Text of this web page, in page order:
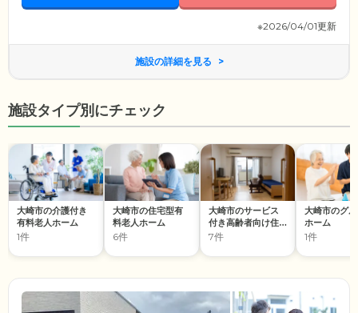
※2026/04/01更新
施設の詳細を見る
施設タイプ別にチェック
大崎市の介護付き
有料老人ホーム
1件
大崎市の住宅型有
料老人ホーム
6件
大崎市のサービス
付き高齢者向け住
宅
7件
大崎市のグ
ホーム
1件